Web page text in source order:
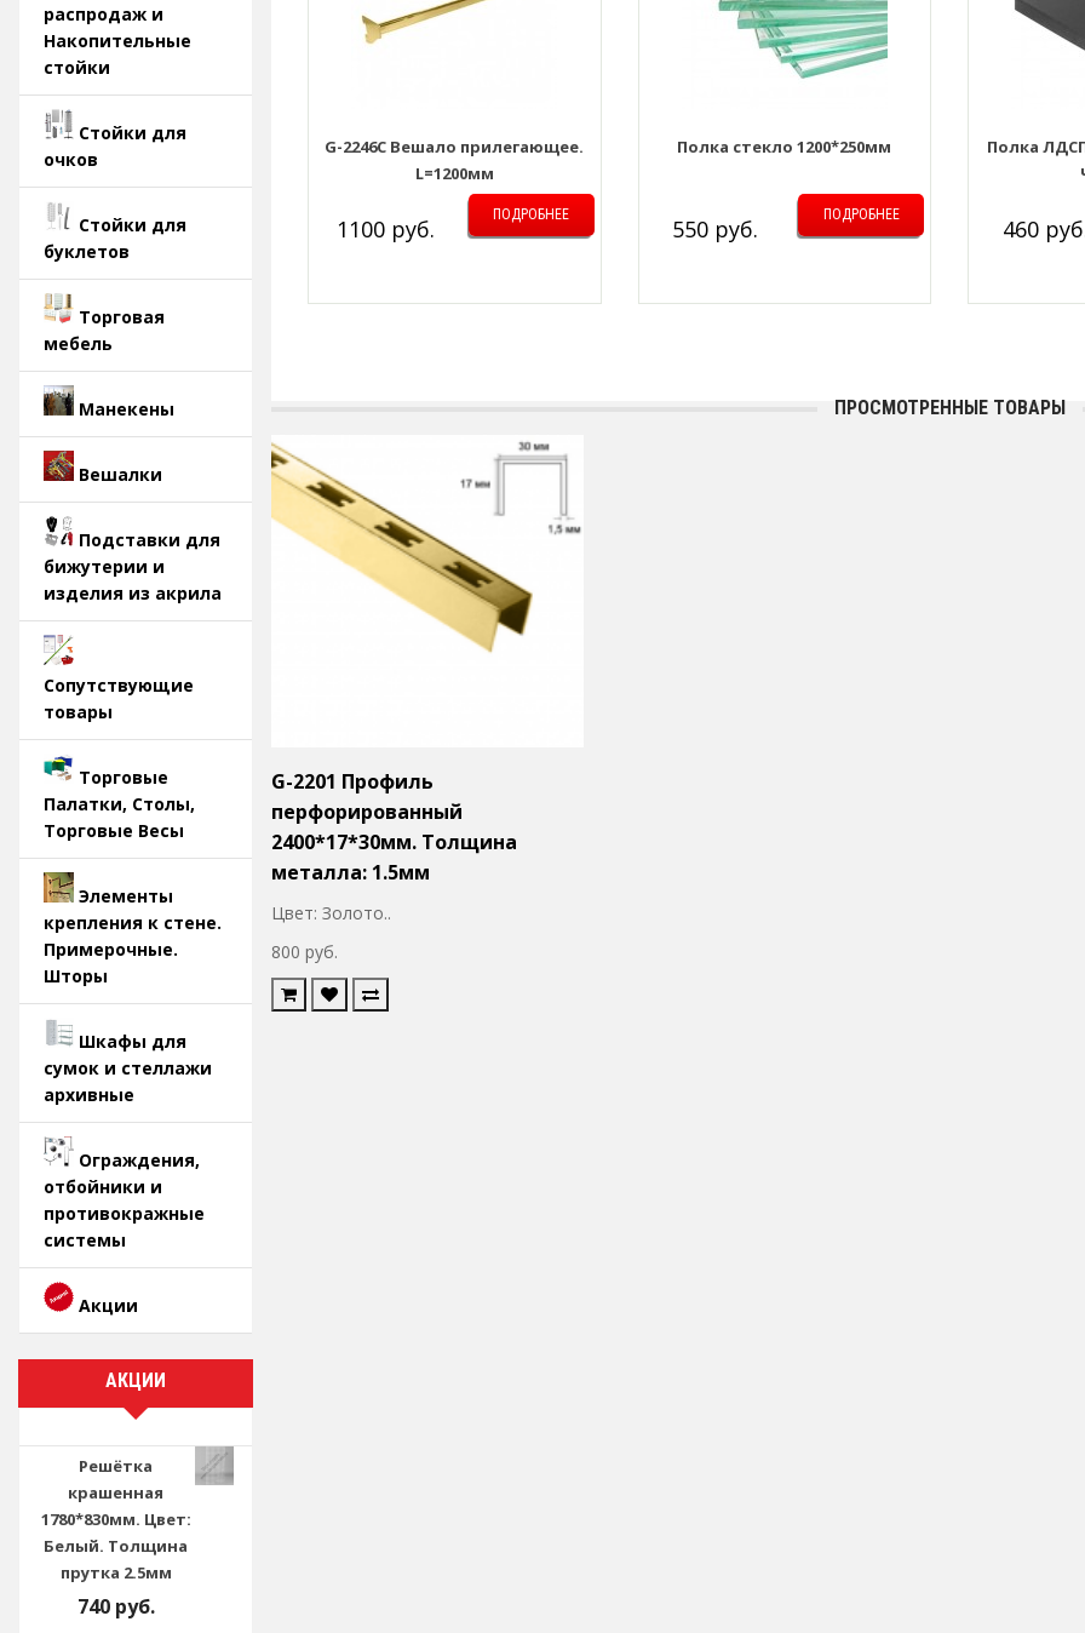
распродаж и
Накопительные
стойки
Стойки для
очков
Стойки для
буклетов
Торговая
мебель
Манекены
Вешалки
Подставки для
бижутерии и
изделия из акрила
Сопутствующие
товары
Торговые
Палатки, Столы,
Торговые Весы
Элементы
крепления к стене.
Примерочные.
Шторы
Шкафы для
сумок и стеллажи
архивные
Ограждения,
отбойники и
противокражные
системы
Акции
АКЦИИ
Решётка
крашенная
1780*830мм. Цвет:
Белый. Толщина
прутка 2.5мм
740 руб.
G-2246C Вешало прилегающее.
L=1200мм
1100 руб. ПОДРОБНЕЕ
Полка стекло 1200*250мм
550 руб. ПОДРОБНЕЕ
Полка
460
ПРОСМОТРЕННЫЕ ТОВАРЫ
G-2201 Профиль
перфорированный
2400*17*30мм. Толщина
металла: 1.5мм
Цвет: Золото..
800 руб.